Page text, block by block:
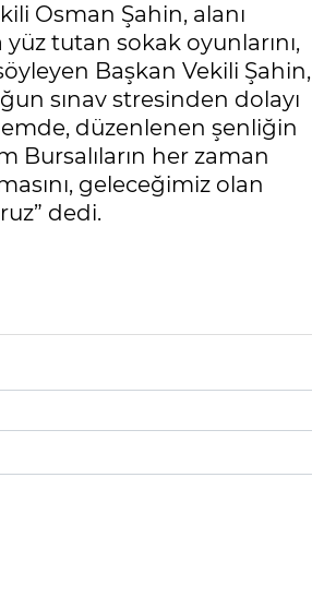
Osman Şahin, alanı
tutan sokak oyunlarını,
Başkan Vekili Şahin,
sınav stresinden dolayı
düzenlenen şenliğin
Bursalıların her zaman
geleceğimiz olan
dedi.